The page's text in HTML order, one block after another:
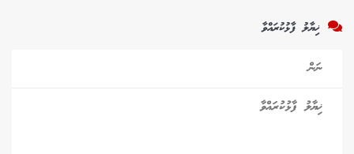
ޚިޔާލު ފާޅުކުރައްވާ